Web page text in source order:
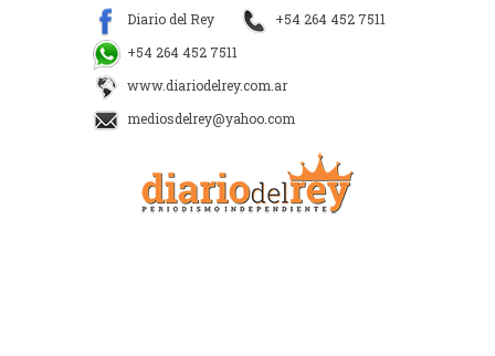
Diario del Rey
+54 264 452 7511
+54 264 452 7511
www.diariodelrey.com.ar
mediosdelrey@yahoo.com